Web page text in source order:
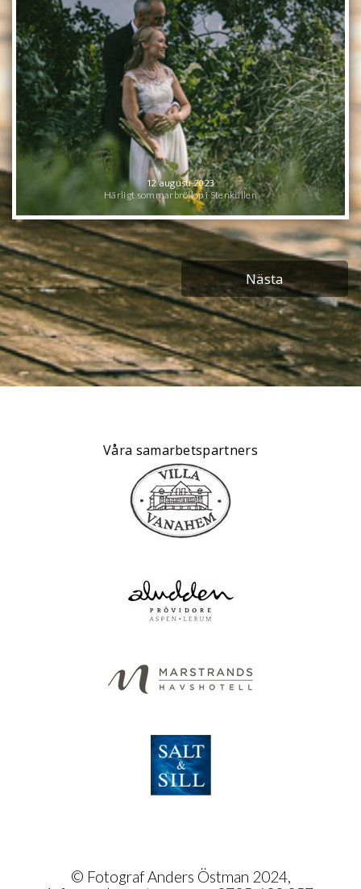
12 augusti 2023
Härligt sommarbröllop i Stenkullen
Nästa
Våra samarbetspartners
© Fotograf Anders Östman 2024,